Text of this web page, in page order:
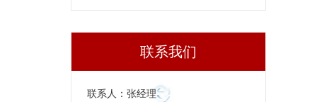
联系我们
联系人：张经理